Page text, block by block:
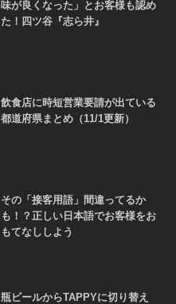
味が良くなった」とお客様も認め
た！四ツ谷『志ら井』
飲食店に時短営業要請が出ている
都道府県まとめ（11/1更新）
その「接客用語」間違ってるか
も！？正しい日本語でお客様をお
もてなししよう
瓶ビールからTAPPYに切り替え